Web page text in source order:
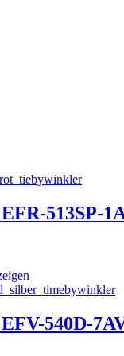
513SP-
540D-